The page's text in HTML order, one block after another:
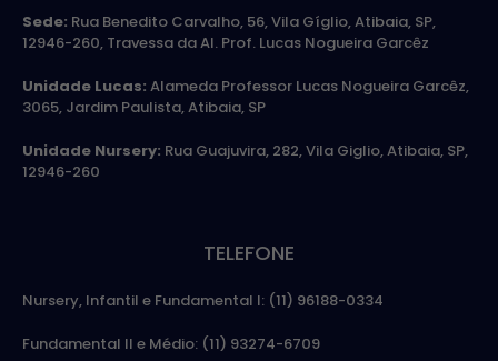
Sede: Rua Benedito Carvalho, 56, Vila Gíglio, Atibaia, SP,
12946-260, Travessa da Al. Prof. Lucas Nogueira Garcêz
Unidade Lucas: Alameda Professor Lucas Nogueira Garcêz,
3065, Jardim Paulista, Atibaia, SP
Unidade Nursery: Rua Guajuvira, 282, Vila Giglio, Atibaia, SP,
12946-260
TELEFONE
Nursery, Infantil e Fundamental I: (11) 96188-0334
Fundamental II e Médio: (11) 93274-6709